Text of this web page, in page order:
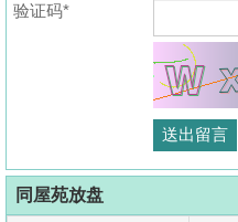
验证码*
同屋苑放盘